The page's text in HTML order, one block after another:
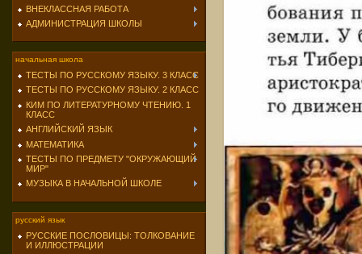
ВНЕКЛАССНАЯ РАБОТА
АДМИНИСТРАЦИЯ ШКОЛЫ
начальная школа
ТЕСТЫ ПО РУССКОМУ ЯЗЫКУ. 3 КЛАСС
ТЕСТЫ ПО РУССКОМУ ЯЗЫКУ. 2 КЛАСС
КИМ ПО ЛИТЕРАТУРНОМУ ЧТЕНИЮ. 1
КЛАСС
АНГЛИЙСКИЙ ЯЗЫК
МАТЕМАТИКА
ТЕСТЫ ПО ПРЕДМЕТУ "ОКРУЖАЮЩИЙ
МИР"
МУЗЫКА В НАЧАЛЬНОЙ ШКОЛЕ
русский язык
РУССКИЕ ПОСЛОВИЦЫ: ТОЛКОВАНИЕ
И ИЛЛЮСТРАЦИИ